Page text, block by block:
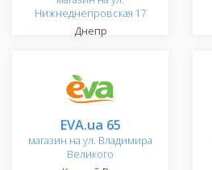
Нижнеднепровская 17
Днепр
EVA.ua 65
магазин на ул. Владимира
Великого